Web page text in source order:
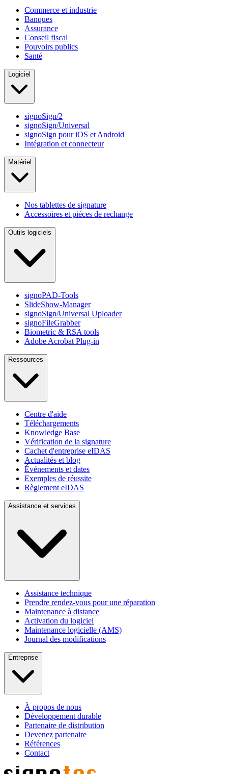
Commerce et industrie
Banques
Assurance
Conseil fiscal
Pouvoirs publics
Santé
Logiciel
signoSign/2
signoSign/Universal
signoSign pour iOS et Android
Intégration et connecteur
Matériel
Nos tablettes de signature
Accessoires et pièces de rechange
Outils logiciels
signoPAD-Tools
SlideShow-Manager
signoSign/Universal Uploader
signoFileGrabber
Biometric & RSA tools
Adobe Acrobat Plug-in
Ressources
Centre d'aide
Téléchargements
Knowledge Base
Vérification de la signature
Cachet d'entreprise eIDAS
Actualités et blog
Événements et dates
Exemples de réussite
Règlement eIDAS
Assistance et services
Assistance technique
Prendre rendez-vous pour une réparation
Maintenance à distance
Activation du logiciel
Maintenance logicielle (AMS)
Journal des modifications
Entreprise
À propos de nous
Développement durable
Partenaire de distribution
Devenez partenaire
Références
Contact